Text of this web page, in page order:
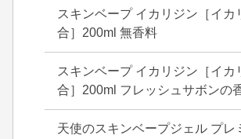
スキンベープ イカリジン［イカ
合］200ml 無香料
スキンベープ イカリジン［イカ
合］200ml フレッシュサボンの
天使のスキンベープジェル プレ